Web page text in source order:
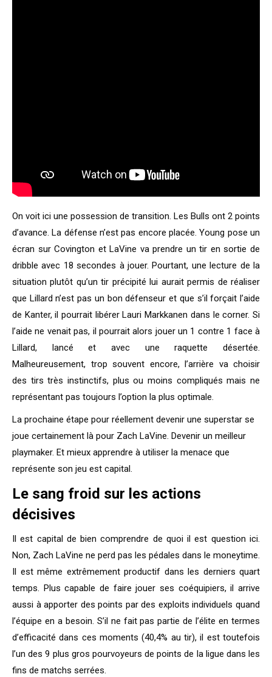
On voit ici une possession de transition. Les Bulls ont 2 points
d’avance. La défense n’est pas encore placée. Young pose un
écran sur Covington et LaVine va prendre un tir en sortie de
dribble avec 18 secondes à jouer. Pourtant, une lecture de la
situation plutôt qu’un tir précipité lui aurait permis de réaliser
que Lillard n’est pas un bon défenseur et que s’il forçait l’aide
de Kanter, il pourrait libérer Lauri Markkanen dans le corner. Si
l’aide ne venait pas, il pourrait alors jouer un 1 contre 1 face à
Lillard, lancé et avec une raquette désertée.
Malheureusement, trop souvent encore, l’arrière va choisir
des tirs très instinctifs, plus ou moins compliqués mais ne
représentant pas toujours l’option la plus optimale.
La prochaine étape pour réellement devenir une superstar se
joue certainement là pour Zach LaVine. Devenir un meilleur
playmaker. Et mieux apprendre à utiliser la menace que
représente son jeu est capital.
Le sang froid sur les actions
décisives
Il est capital de bien comprendre de quoi il est question ici.
Non, Zach LaVine ne perd pas les pédales dans le moneytime.
Il est même extrêmement productif dans les derniers quart
temps. Plus capable de faire jouer ses coéquipiers, il arrive
aussi à apporter des points par des exploits individuels quand
l’équipe en a besoin. S’il ne fait pas partie de l’élite en termes
d’efficacité dans ces moments (40,4% au tir), il est toutefois
l’un des 9 plus gros pourvoyeurs de points de la ligue dans les
fins de matchs serrées.